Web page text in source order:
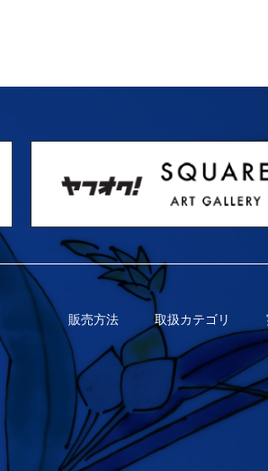
販売方法 取扱カテゴリ